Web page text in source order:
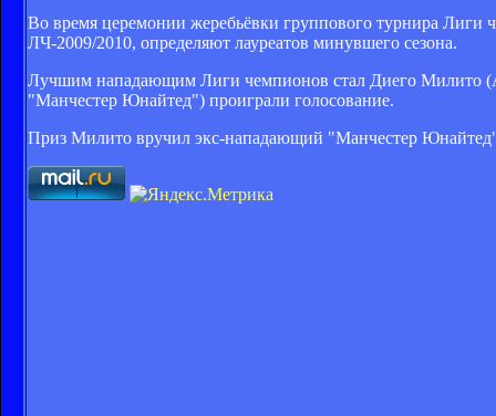
Во время церемонии жеребьёвки группового турнира
ЛЧ-2009/2010, определяют лауреатов минувшего сезона.
Лучшим нападающим Лиги чемпионов стал Диего Милито
"Манчестер Юнайтед") проиграли голосование.
Приз Милито вручил экс-нападающий "Манчестер